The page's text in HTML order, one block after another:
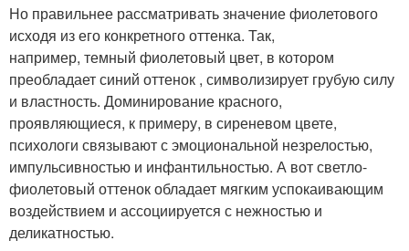
Но правильнее рассматривать значение фиолетового
исходя из его конкретного оттенка. Так,
например, темный фиолетовый цвет, в котором
преобладает синий оттенок , символизирует грубую силу
и властность. Доминирование красного,
проявляющиеся, к примеру, в сиреневом цвете,
психологи связывают с эмоциональной незрелостью,
импульсивностью и инфантильностью. А вот светло-
фиолетовый оттенок обладает мягким успокаивающим
воздействием и ассоциируется с нежностью и
деликатностью.